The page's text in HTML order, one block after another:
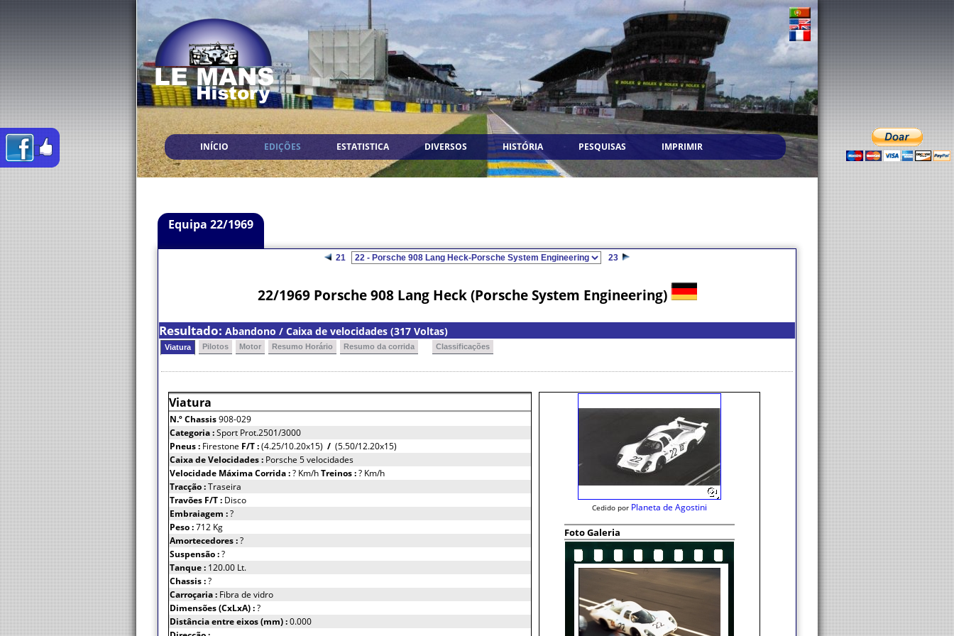
INÍCIO EDIÇÕES ESTATISTICA DIVERSOS HISTÓRIA PESQUISAS IMPRIMIR
Equipa 22/1969
21 23
22/1969 Porsche 908 Lang Heck (Porsche System Engineering)
Resultado: Abandono / Caixa de velocidades (317 Voltas)
Viatura Pilotos Motor Resumo Horário Resumo da corrida Classificações
Viatura
N.º Chassis908-029
Categoria :Sport Prot.2501/3000
Pneus : Firestone F/T :(4.25/10.20x15) / (5.50/12.20x15)
Caixa de Velocidades : Porsche 5 velocidades
Velocidade Máxima Corrida :? Km/hTreinos :? Km/h
Tracção :Traseira
Travões F/T : Disco
Embraiagem :?
Peso :712 Kg
Amortecedores :?
Suspensão :?
Tanque : 120.00 Lt.
Chassis :?
Carroçaria : Fibra de vidro
Dimensões (CxLxA) :?
Distância entre eixos (mm) :0.000
Cedido por Planeta de Agostini
Foto Galeria